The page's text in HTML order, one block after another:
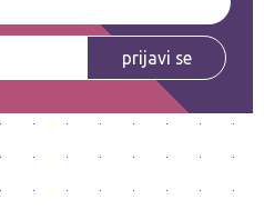
prijavi se